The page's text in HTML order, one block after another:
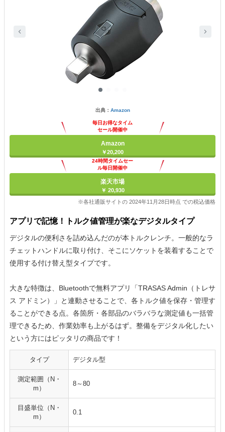
出典： Amazon
毎日お得なタイム
セール開催中
Amazon
￥20,200
24時間タイムセー
ル毎日開催中
楽天市場
￥ 20,930
※各社通販サイトの 2024年11月28日時点 での税込価格
アプリで記憶！トルク値管理が楽なデジタルタイプ
デジタルの便利さを詰め込んだのが本トルクレンチ。一般的なラ
チェットハンドルに取り付け、そこにソケットを装着することで
使用する付け替え型タイプです。
大きな特徴は、Bluetoothで無料アプリ「TRASAS Admin（トレサ
ス アドミン）」と連動させることで、各トルク値を保存・管理す
ることができる点。各箇所・各部品のバラバラな測定値も一括管
理できるため、作業効率も上がるはず。整備をデジタル化したい
という方にはピッタリの商品です！
タイプ デジタル型
測定範囲（N・
m）
8～80
目盛単位（N・
m）
0.1